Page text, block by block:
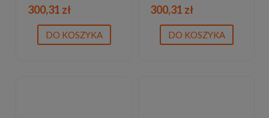
300,31 zł
DO KOSZYKA
300,31 zł
DO KOSZYKA